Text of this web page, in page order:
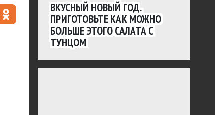
ВКУСНЫЙ НОВЫЙ ГОД.
ПРИГОТОВЬТЕ КАК МОЖНО
БОЛЬШЕ ЭТОГО САЛАТА С
ТУНЦОМ